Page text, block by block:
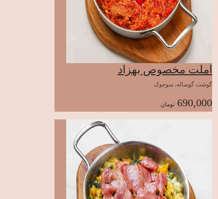
املت مخصوص بهزاد
گوشت گوساله، سوجوک
690,000 تومان